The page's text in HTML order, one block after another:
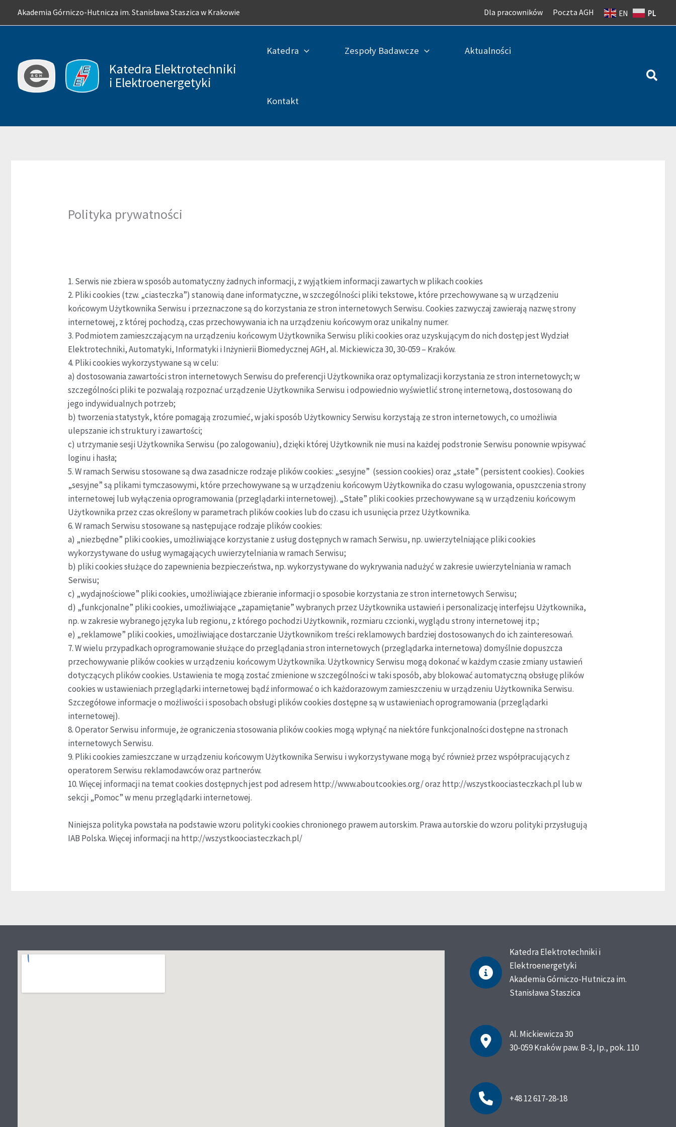
Akademia Górniczo-Hutnicza im. Stanisława Staszica w Krakowie Dla pracowników Poczta AGH EN PL
Katedra Elektrotechniki
i Elektroenergetyki
Katedra Zespoły Badawcze Aktualności
Kontakt
Polityka prywatności
1. Serwis nie zbiera w sposób automatyczny żadnych informacji, z wyjątkiem informacji zawartych w plikach cookies
2. Pliki cookies (tzw. „ciasteczka”) stanowią dane informatyczne, w szczególności pliki tekstowe, które przechowywane są w urządzeniu
końcowym Użytkownika Serwisu i przeznaczone są do korzystania ze stron internetowych Serwisu. Cookies zazwyczaj zawierają nazwę strony
internetowej, z której pochodzą, czas przechowywania ich na urządzeniu końcowym oraz unikalny numer.
3. Podmiotem zamieszczającym na urządzeniu końcowym Użytkownika Serwisu pliki cookies oraz uzyskującym do nich dostęp jest Wydział
Elektrotechniki, Automatyki, Informatyki i Inżynierii Biomedycznej AGH, al. Mickiewicza 30, 30-059 – Kraków.
4. Pliki cookies wykorzystywane są w celu:
a) dostosowania zawartości stron internetowych Serwisu do preferencji Użytkownika oraz optymalizacji korzystania ze stron internetowych; w
szczególności pliki te pozwalają rozpoznać urządzenie Użytkownika Serwisu i odpowiednio wyświetlić stronę internetową, dostosowaną do
jego indywidualnych potrzeb;
b) tworzenia statystyk, które pomagają zrozumieć, w jaki sposób Użytkownicy Serwisu korzystają ze stron internetowych, co umożliwia
ulepszanie ich struktury i zawartości;
c) utrzymanie sesji Użytkownika Serwisu (po zalogowaniu), dzięki której Użytkownik nie musi na każdej podstronie Serwisu ponownie wpisywać
loginu i hasła;
5. W ramach Serwisu stosowane są dwa zasadnicze rodzaje plików cookies: „sesyjne” (session cookies) oraz „stałe” (persistent cookies). Cookies
„sesyjne” są plikami tymczasowymi, które przechowywane są w urządzeniu końcowym Użytkownika do czasu wylogowania, opuszczenia strony
internetowej lub wyłączenia oprogramowania (przeglądarki internetowej). „Stałe” pliki cookies przechowywane są w urządzeniu końcowym
Użytkownika przez czas określony w parametrach plików cookies lub do czasu ich usunięcia przez Użytkownika.
6. W ramach Serwisu stosowane są następujące rodzaje plików cookies:
a) „niezbędne” pliki cookies, umożliwiające korzystanie z usług dostępnych w ramach Serwisu, np. uwierzytelniające pliki cookies
wykorzystywane do usług wymagających uwierzytelniania w ramach Serwisu;
b) pliki cookies służące do zapewnienia bezpieczeństwa, np. wykorzystywane do wykrywania nadużyć w zakresie uwierzytelniania w ramach
Serwisu;
c) „wydajnościowe” pliki cookies, umożliwiające zbieranie informacji o sposobie korzystania ze stron internetowych Serwisu;
d) „funkcjonalne” pliki cookies, umożliwiające „zapamiętanie” wybranych przez Użytkownika ustawień i personalizację interfejsu Użytkownika,
np. w zakresie wybranego języka lub regionu, z którego pochodzi Użytkownik, rozmiaru czcionki, wyglądu strony internetowej itp.;
e) „reklamowe” pliki cookies, umożliwiające dostarczanie Użytkownikom treści reklamowych bardziej dostosowanych do ich zainteresowań.
7. W wielu przypadkach oprogramowanie służące do przeglądania stron internetowych (przeglądarka internetowa) domyślnie dopuszcza
przechowywanie plików cookies w urządzeniu końcowym Użytkownika. Użytkownicy Serwisu mogą dokonać w każdym czasie zmiany ustawień
dotyczących plików cookies. Ustawienia te mogą zostać zmienione w szczególności w taki sposób, aby blokować automatyczną obsługę plików
cookies w ustawieniach przeglądarki internetowej bądź informować o ich każdorazowym zamieszczeniu w urządzeniu Użytkownika Serwisu.
Szczegółowe informacje o możliwości i sposobach obsługi plików cookies dostępne są w ustawieniach oprogramowania (przeglądarki
internetowej).
8. Operator Serwisu informuje, że ograniczenia stosowania plików cookies mogą wpłynąć na niektóre funkcjonalności dostępne na stronach
internetowych Serwisu.
9. Pliki cookies zamieszczane w urządzeniu końcowym Użytkownika Serwisu i wykorzystywane mogą być również przez współpracujących z
operatorem Serwisu reklamodawców oraz partnerów.
10. Więcej informacji na temat cookies dostępnych jest pod adresem http://www.aboutcookies.org/ oraz http://wszystkoociasteczkach.pl lub w
sekcji „Pomoc” w menu przeglądarki internetowej.
Niniejsza polityka powstała na podstawie wzoru polityki cookies chronionego prawem autorskim. Prawa autorskie do wzoru polityki przysługują
IAB Polska. Więcej informacji na http://wszystkoociasteczkach.pl/
Katedra Elektrotechniki i
Elektroenergetyki
Akademia Górniczo-Hutnicza im.
Stanisława Staszica
Al. Mickiewicza 30
30-059 Krakówpaw. B-3, Ip., pok. 110
+48 12 617-28-18